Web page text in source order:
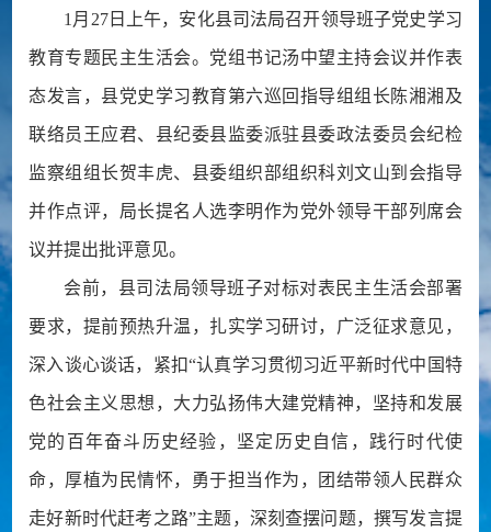
1月27日上午，安化县司法局召开领导班子党史学习
教育专题民主生活会。党组书记汤中望主持会议并作表
态发言，县党史学习教育第六巡回指导组组长陈湘湘及
联络员王应君、县纪委县监委派驻县委政法委员会纪检
监察组组长贺丰虎、县委组织部组织科刘文山到会指导
并作点评，局长提名人选李明作为党外领导干部列席会
议并提出批评意见。
会前，县司法局领导班子对标对表民主生活会部署
要求，提前预热升温，扎实学习研讨，广泛征求意见，
深入谈心谈话，紧扣“认真学习贯彻习近平新时代中国特
色社会主义思想，大力弘扬伟大建党精神，坚持和发展
党的百年奋斗历史经验，坚定历史自信，践行时代使
命，厚植为民情怀，勇于担当作为，团结带领人民群众
走好新时代赶考之路”主题，深刻查摆问题，撰写发言提